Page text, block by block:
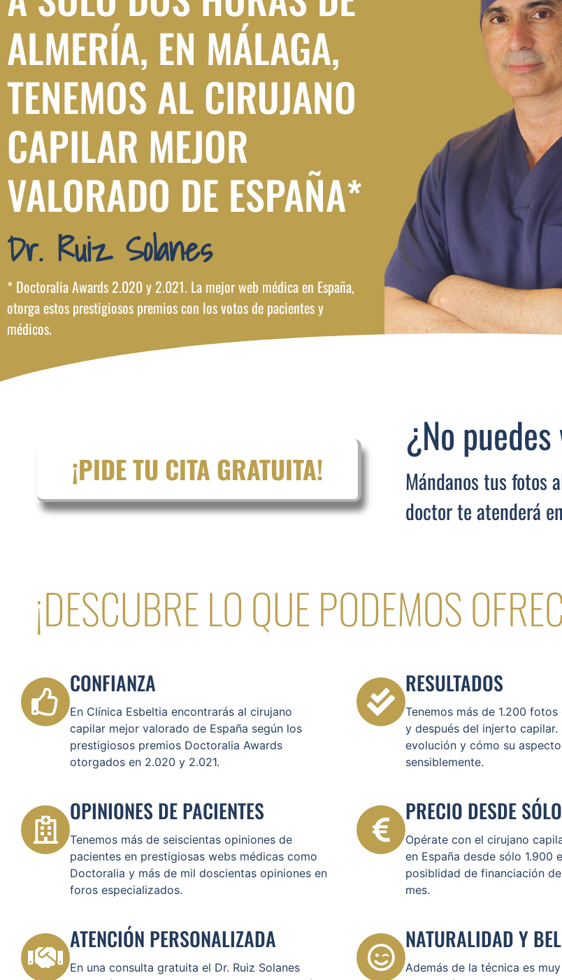
ALMERÍA, EN MÁLAGA,
TENEMOS AL CIRUJANO
CAPILAR MEJOR
VALORADO DE ESPAÑA*
Dr. Ruiz Solanes
* Doctoralia Awards 2.020 y 2.021. La mejor web médica en España,
otorga estos prestigiosos premios con los votos de pacientes y
médicos.
¡PIDE TU CITA GRATUITA!
¿No
Mándanos tus fotos
doctor te atenderá
¡DESCUBRE LO QUE PODEMOS
CONFIANZA
En Clínica Esbeltia encontrarás al cirujano
capilar mejor valorado de España según los
prestigiosos premios Doctoralia Awards
otorgados en 2.020 y 2.021.
OPINIONES DE PACIENTES
Tenemos más de seiscientas opiniones de
pacientes en prestigiosas webs médicas como
Doctoralia y más de mil doscientas opiniones en
foros especializados.
ATENCIÓN PERSONALIZADA
En una consulta gratuita el Dr. Ruiz Solanes
RESULTADOS
Tenemos más de 1.200
y después del injerto capilar.
evolución y cómo su
sensiblemente.
PRECIO DESDE
Opérate con el cirujano
en España desde sólo 1.900
posiblidad de financiación
mes.
NATURALIDAD Y
Además de la técnica es